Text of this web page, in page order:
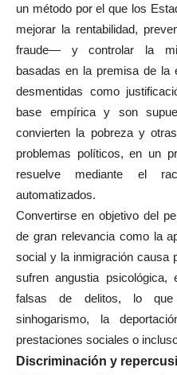
un método por el que los
mejorar la rentabilidad,
fraude— y controlar la
basadas en la premisa de la
desmentidas como
base empírica y son
convierten la pobreza y
problemas políticos, en un
resuelve mediante el
automatizados.
Convertirse en objetivo del
de gran relevancia como la
social y la inmigración causa
sufren angustia psicológica,
falsas de delitos, lo
sinhogarismo, la
prestaciones sociales o
Discriminación y